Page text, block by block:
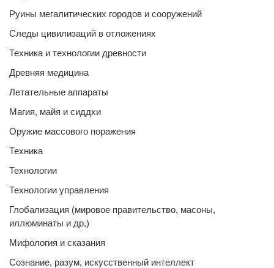
Руины мегалитических городов и сооружений
Следы цивилизаций в отложениях
Техника и технологии древности
Древняя медицина
Летательные аппараты
Магия, майя и сиддхи
Оружие массового поражения
Техника
Технологии
Технологии управления
Глобализация (мировое правительство, масоны,
иллюминаты и др,)
Мифология и сказания
Сознание, разум, искусственный интеллект